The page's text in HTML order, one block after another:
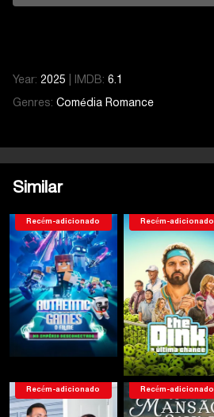
Year: 2025 IMDB: 6.1
Genres: Comédia Romance
Similar
Recém-adicionado Recém-adicionado
Recém-adicionado Recém-adicionado